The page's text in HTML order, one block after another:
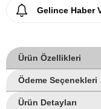
Gelince Haber
Ürün Özellikleri
Ödeme Seçenekleri
Ürün Detayları